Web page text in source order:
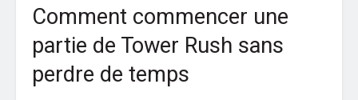
Comment commencer une
partie de Tower Rush sans
perdre de temps